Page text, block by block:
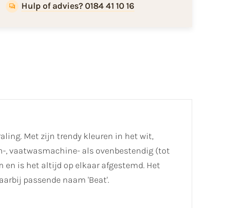
Hulp of advies? 0184 41 10 16
Met zijn trendy kleuren in het wit,
, vaatwasmachine- als ovenbestendig (tot
en is het altijd op elkaar afgestemd. Het
passende naam 'Beat'.